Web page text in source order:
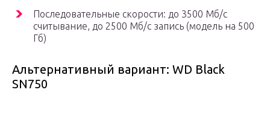
Последовательные скорости: до 3500 Мб/с
считывание, до 2500 Мб/с запись (модель на 500
Гб)
Альтернативный вариант: WD Black
SN750